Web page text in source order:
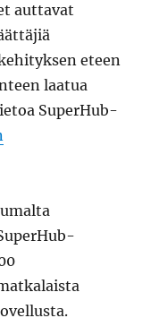
auttavat
eteen
laatua
SuperHub-